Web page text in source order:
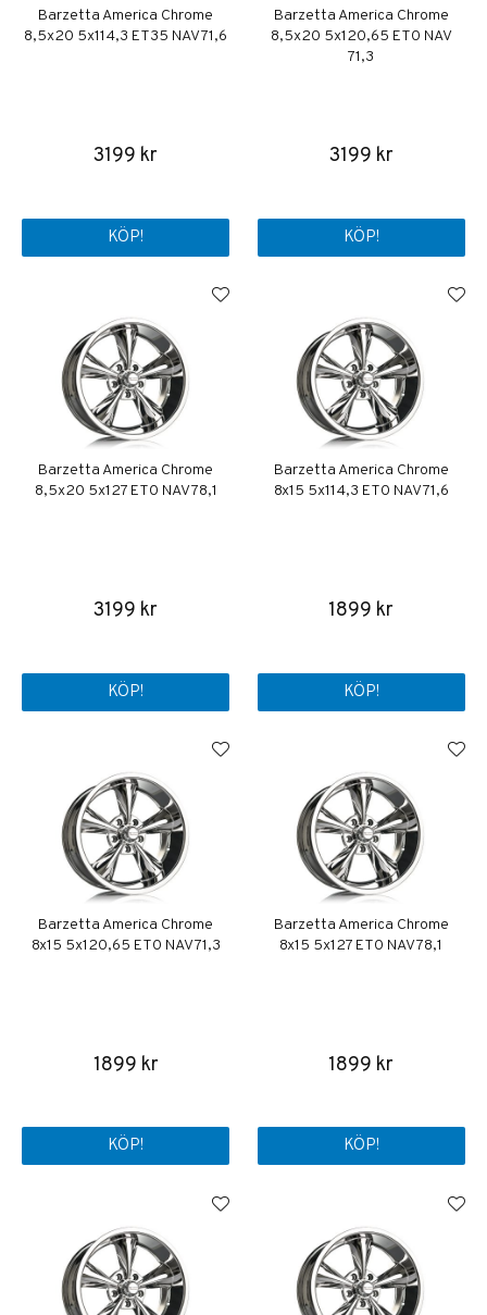
Barzetta America Chrome
8,5x20 5x114,3 ET35 NAV 71,6
3199 kr
KÖP!
Barzetta America Chrome
8,5x20 5x120,65 ET0 NAV
71,3
3199 kr
KÖP!
Barzetta America Chrome
8,5x20 5x127 ET0 NAV 78,1
3199 kr
KÖP!
Barzetta America Chrome
8x15 5x114,3 ET0 NAV 71,6
1899 kr
KÖP!
Barzetta America Chrome
8x15 5x120,65 ET0 NAV 71,3
1899 kr
KÖP!
Barzetta America Chrome
8x15 5x127 ET0 NAV 78,1
1899 kr
KÖP!